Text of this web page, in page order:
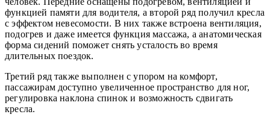
функцией памяти для водителя, а второй ряд получил кресла
с эффектом невесомости. В них также встроена вентиляция,
подогрев и даже имеется функция массажа, а анатомическая
форма сидений поможет снять усталость во время
длительных поездок.
Третий ряд также выполнен с упором на комфорт,
пассажирам доступно увеличенное пространство для ног,
регулировка наклона спинок и возможность сдвигать
кресла.